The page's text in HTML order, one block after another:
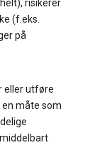
risikerer
(f.eks.
på
eller utføre
en måte som